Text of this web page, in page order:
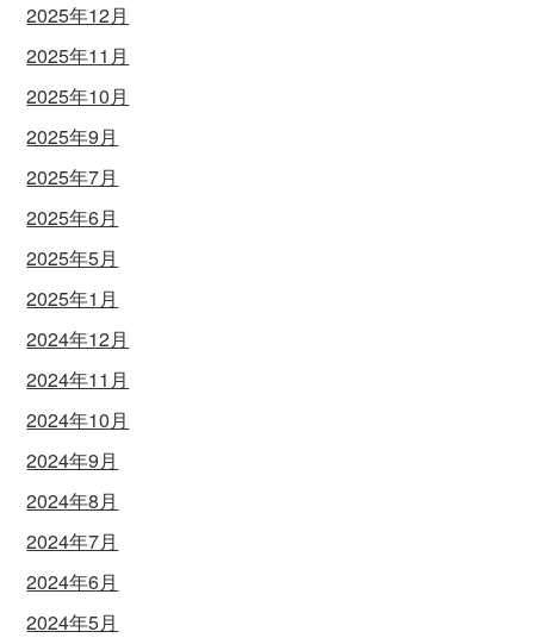
2025年12月
2025年11月
2025年10月
2025年9月
2025年7月
2025年6月
2025年5月
2025年1月
2024年12月
2024年11月
2024年10月
2024年9月
2024年8月
2024年7月
2024年6月
2024年5月